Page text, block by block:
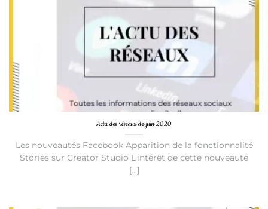
Actu des réseaux de juin 2020
Les nouveautés Facebook Apparition de la fonctionnalité
Stories sur Creator Studio L’intérêt de cette nouveauté
[...]